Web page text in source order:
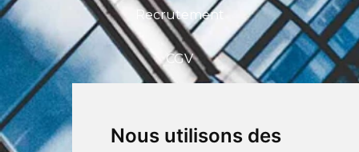
Nous utilisons des
Recrutement
CGV
CEFIM ASBL